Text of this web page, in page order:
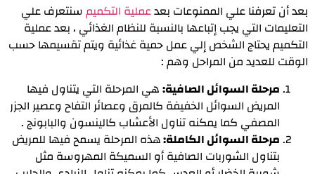
بعد أن تعرفنا علي الممنوعات بعدعملية التكميمسنتعرف علي
التعليمات التي يجب إتباعها بالنسبة للنظام الغذائي ، بعد عملية
التكميم يحتاج الشخص إلي عمل حمية غذائية ويتم تقسيمها حسب
الوقت للعديد من المراحل وهم :
مرحلة السوائل الصافية:هي المرحلة التي يتناول فيها
المريض السوائل الخفيفة كالمرق وعصائر التفاح وعصير الجزر
المصفي كما يمكنه تناول الأعشاب كالينسون والبابونج .
مرحلة السوائل الكاملة:هذه المرحلة يسمح فيها للمريض
بتناول الشوربات الصافية أو السميكة المهروسة مثل